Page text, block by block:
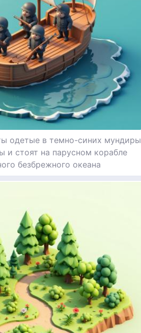
одетые в темно-синих мундиры
и стоят на парусном корабле
безбрежного океана